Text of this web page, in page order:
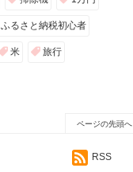
ふるさと納税初心者
米 旅行
ページの先頭へ
RSS